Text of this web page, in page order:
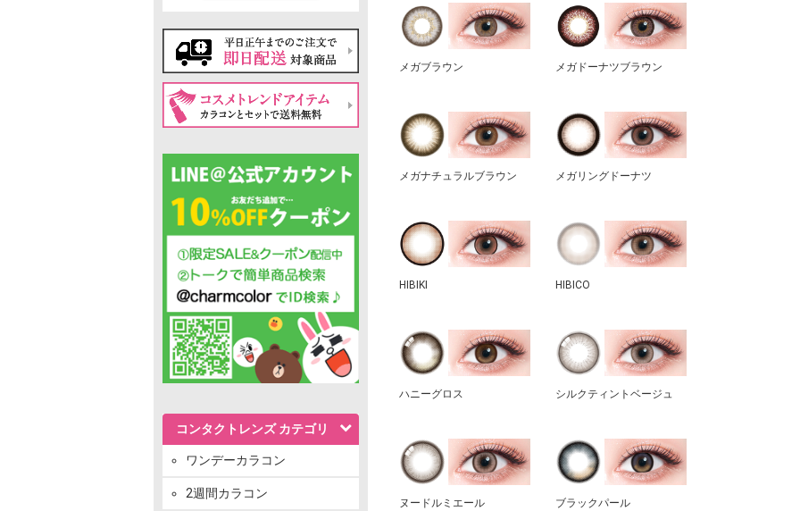
コンタクトレンズ カテゴリ
ワンデーカラコン
2週間カラコン
メガブラウン メガドーナツブラウン
メガナチュラルブラウン メガリングドーナツ
HIBIKI HIBICO
ハニーグロス シルクティントベージュ
ヌードルミエール ブラックパール